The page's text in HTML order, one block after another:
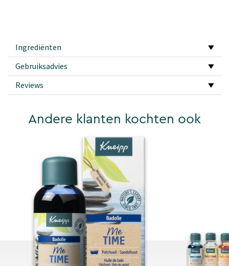
Ingrediënten
Gebruiksadvies
Reviews
Andere klanten kochten ook